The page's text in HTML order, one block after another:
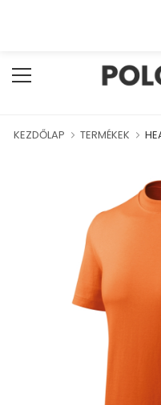
KEZDŐLAP TERMÉKEK